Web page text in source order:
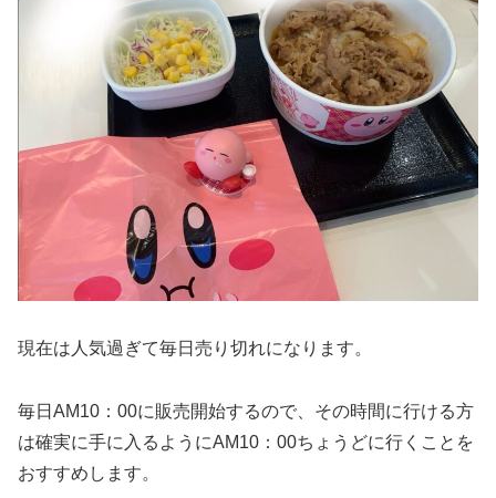
現在は人気過ぎて毎日売り切れになります。
毎日AM10：00に販売開始するので、その時間に行ける方
は確実に手に入るようにAM10：00ちょうどに行くことを
おすすめします。